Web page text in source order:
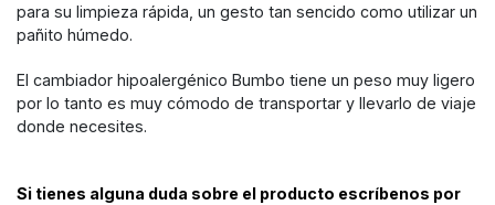
para su limpieza rápida, un gesto tan sencido como utilizar un
pañito húmedo.
El cambiador hipoalergénico Bumbo tiene un peso muy ligero
por lo tanto es muy cómodo de transportar y llevarlo de viaje
donde necesites.
Si tienes alguna duda sobre el producto escríbenos por